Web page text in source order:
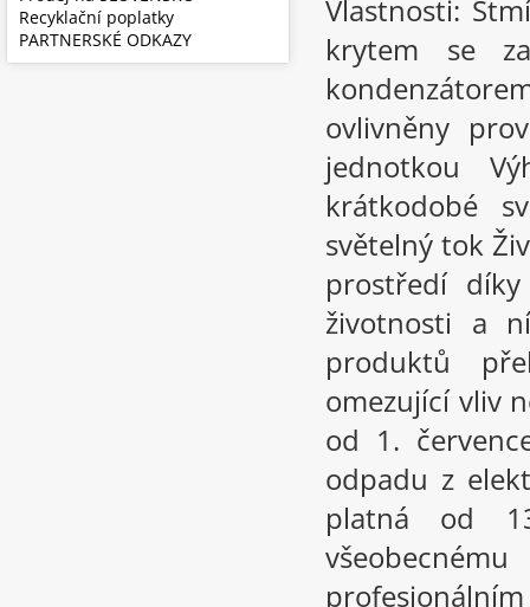
Vlastnosti:
krytem se
ovlivněny
jednotkou
krátkodobé
světelný tok
prostředí
životnosti a
produktů
omezující vliv
od 1.
odpadu z
platná od
Recyklační poplatky
PARTNERSKÉ ODKAZY